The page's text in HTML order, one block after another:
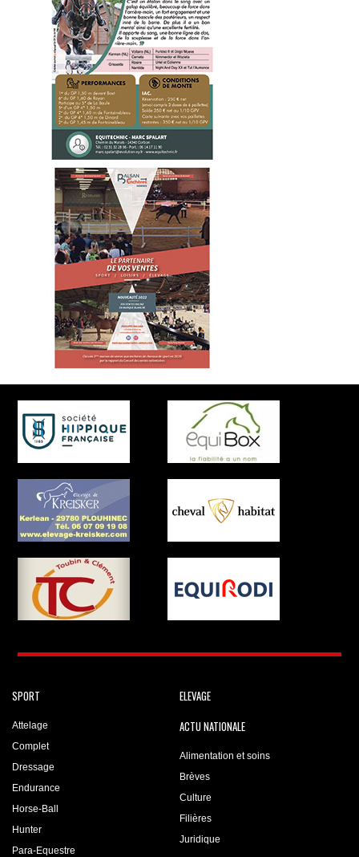
SPORT
Attelage
Complet
Dressage
Endurance
Horse-Ball
Hunter
Para-Equestre
ELEVAGE
ACTU NATIONALE
Alimentation et soins
Brèves
Culture
Filières
Juridique